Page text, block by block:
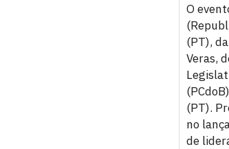
O
(PT),
Veras,
(PT).
no
de